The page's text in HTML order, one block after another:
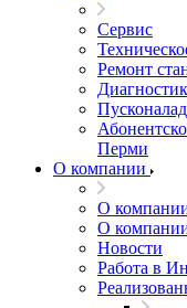
Сервис
Ремонт
Перми
О компании
О
О
Новости
Работа в